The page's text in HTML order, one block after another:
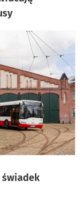
świadek